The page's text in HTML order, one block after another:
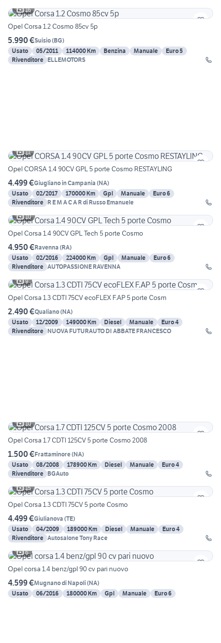
16
Opel Corsa 1.2 Cosmo 85cv 5p
5.990 €Suisio(BG)
Usato
05/2011 114000 Km Benzina Manuale
Euro 5
Rivenditore ELLEMOTORS
11
Opel CORSA 1.4 90CV GPL 5 porte Cosmo RESTAYLING
4.499 €Giugliano in Campania (NA)
Usato
02/2017 170000 Km Gpl Manuale
Euro 6
Rivenditore R E M A C A R di Russo Emanuele
10
Opel Corsa 1.4 90CV GPL Tech 5 porte Cosmo
4.950 €Ravenna (RA)
Usato
02/2016 224000 Km Gpl Manuale
Euro 6
Rivenditore AUTOPASSIONE RAVENNA
9
Opel Corsa 1.3 CDTI 75CV ecoFLEX F.AP 5 porte Cosm
2.490 €Qualiano(NA)
Usato
12/2009 149000 Km Diesel Manuale
Euro 4
Rivenditore NUOVA FUTURAUTO DI ABBATE FRANCESCO
10
Opel Corsa 1.7 CDTI 125CV 5 porte Cosmo 2008
1.500 €Frattaminore(NA)
Usato
08/2008 178900 Km Diesel Manuale
Euro 4
Rivenditore BGAuto
15
Opel Corsa 1.3 CDTI 75CV 5 porte Cosmo
4.499 €Giulianova (TE)
Usato
04/2009 189000 Km Diesel Manuale
Euro 4
Rivenditore Autosalone Tony Race
6
Opel corsa 1.4 benz/gpl 90 cv pari nuovo
4.599 €Mugnano di Napoli(NA)
Usato
06/2016 180000 Km Gpl Manuale Euro 6